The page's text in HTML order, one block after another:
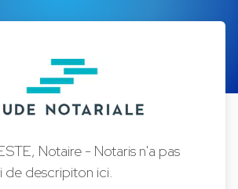
Notaire - Notaris n'a pas
de descripiton ici.